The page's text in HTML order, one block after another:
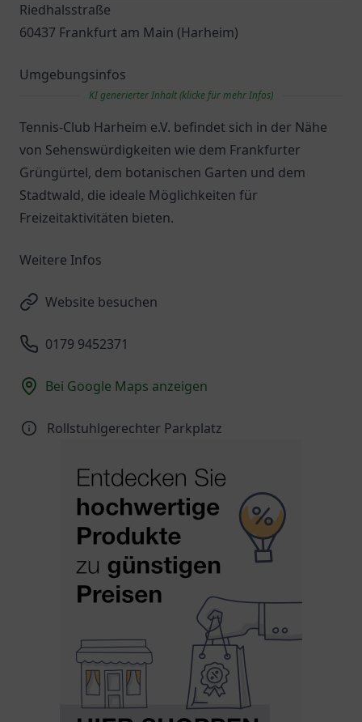
Riedhalsstraße
60437 Frankfurt am Main (Harheim)
Umgebungsinfos
KI generierter Inhalt (klicke für mehr Infos)
Tennis-Club Harheim e.V. befindet sich in der Nähe
von Sehenswürdigkeiten wie dem Frankfurter
Grüngürtel, dem botanischen Garten und dem
Stadtwald, die ideale Möglichkeiten für
Freizeitaktivitäten bieten.
Weitere Infos
Website besuchen
0179 9452371
Bei Google Maps anzeigen
Rollstuhlgerechter Parkplatz